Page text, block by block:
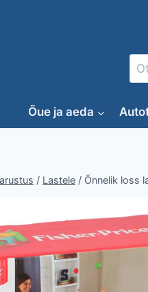
Otsi:
Õue ja aeda
/ Lastele / Õnnelik loss